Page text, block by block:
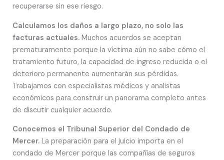
recuperarse sin ese riesgo.
Calculamos los daños a largo plazo, no solo las
facturas actuales. Muchos acuerdos se aceptan
prematuramente porque la víctima aún no sabe cómo el
tratamiento futuro, la capacidad de ingreso reducida o el
deterioro permanente aumentarán sus pérdidas.
Trabajamos con especialistas médicos y analistas
económicos para construir un panorama completo antes
de discutir cualquier acuerdo.
Conocemos el Tribunal Superior del Condado de
Mercer. La preparación para el juicio importa en el
condado de Mercer porque las compañías de seguros